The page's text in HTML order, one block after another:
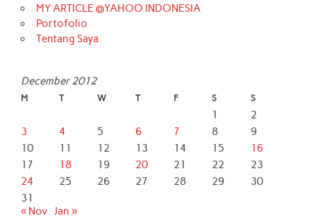
MY ARTICLE @YAHOO INDONESIA
Portofolio
Tentang Saya
December 2012
M T W T F S S
1
2
3
4 5 6 7 8
9
10
11 12 13 14 15
16
17
18 19 20 21 22
23
24
25 26 27 28 29
30
31
« Nov Jan »